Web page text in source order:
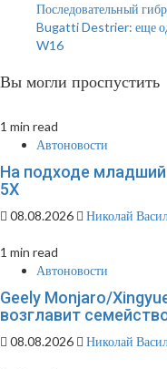
Последовательный
Bugatti Destrier: еще
W16
Вы могли проспустить
1 min read
Автоновости
На подходе младший
5X
08.08.2026 Николай
1 min read
Автоновости
Geely Monjaro/
возглавит
08.08.2026 Николай